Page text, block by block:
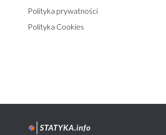
Polityka prywatności
Polityka Cookies